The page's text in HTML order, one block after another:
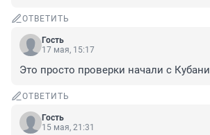
ОТВЕТИТЬ
Гость
17 мая, 15:17
Это просто проверки начали с Кубани
ОТВЕТИТЬ
Гость
15 мая, 21:31